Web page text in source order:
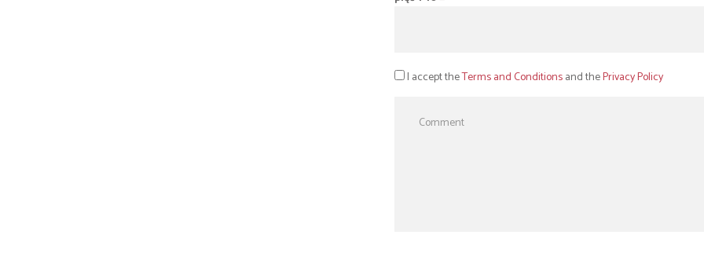
I accept theTerms and Conditionsand thePrivacy Policy